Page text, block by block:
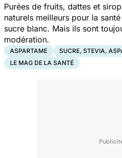
Purées de fruits, dattes et
naturels meilleurs pour la
sucre blanc. Mais ils sont
modération.
ASPARTAME SUCRE, STEVIA,
LE MAG DE LA SANTÉ